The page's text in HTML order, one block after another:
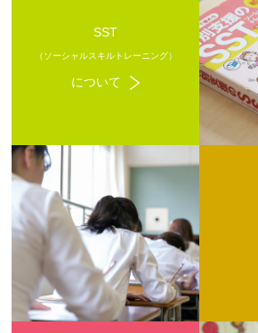
SST
（ソーシャルスキルトレーニング）
について